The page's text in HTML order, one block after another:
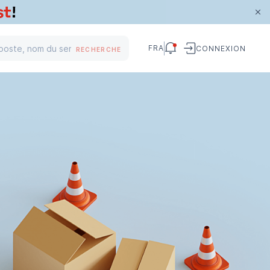
RECHERCHE FRA CONNEXION